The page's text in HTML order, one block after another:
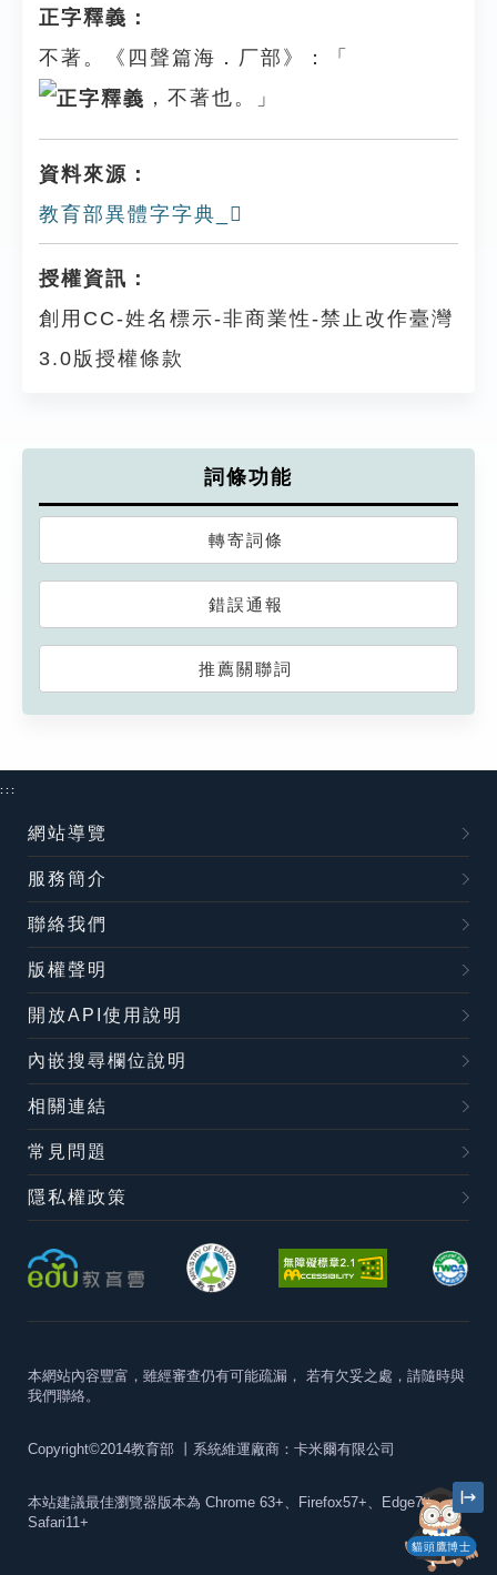
正字釋義：
不著。《四聲篇海．厂部》：「
，不著也。」
資料來源：
教育部異體字字典_𠩎
授權資訊：
創用CC-姓名標示-非商業性-禁止改作臺灣
3.0版授權條款
詞條功能
轉寄詞條
錯誤通報
推薦關聯詞
貓頭鷹博士
:::
網站導覽
服務簡介
聯絡我們
版權聲明
開放API使用說明
內嵌搜尋欄位說明
相關連結
常見問題
隱私權政策
本網站內容豐富，雖經審查仍有可能疏漏， 若有欠妥之處，請隨時與
我們聯絡。
Copyright©2014教育部 丨系統維運廠商：卡米爾有限公司
本站建議最佳瀏覽器版本為 Chrome 63+、Firefox57+、Edge79+及
Safari11+